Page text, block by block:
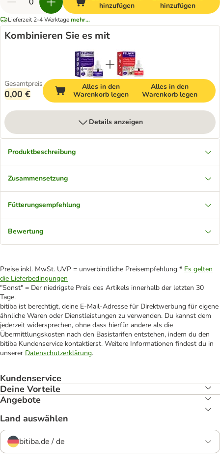
hinzufügen
hinzufügen
Lieferzeit 2-4 Werktagemehr...
Kombinieren Sie es mit
Gesamtpreis
0,00 €
Alles in den
Warenkorb legen
Alles in den
Warenkorb legen
Details anzeigen
Produktbeschreibung
Zusammensetzung
Fütterungsempfehlung
Bewertung
Preise inkl. MwSt. UVP = unverbindliche Preisempfehlung * Es gelten
die Lieferbedingungen
"Sonst" = Der niedrigste Preis des Artikels innerhalb der letzten 30
Tage.
bitiba ist berechtigt, deine E-Mail-Adresse für Direktwerbung für eigene
ähnliche Waren oder Dienstleistungen zu verwenden. Du kannst dem
jederzeit widersprechen, ohne dass hierfür andere als die
Übermittlungskosten nach den Basistarifen entstehen, indem du den
bitiba Kundenservice kontaktierst. Weitere Informationen findest du in
unserer Datenschutzerklärung.
Kundenservice
Deine Vorteile
Angebote
Land auswählen
bitiba.de / de